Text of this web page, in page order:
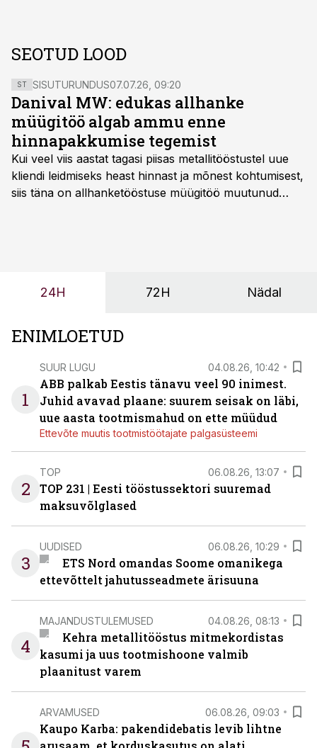
SEOTUD LOOD
ST SISUTURUNDUS07.07.26, 09:20
Danival MW: edukas allhanke
müügitöö algab ammu enne
hinnapakkumise tegemist
Kui veel viis aastat tagasi piisas metallitööstustel uue
kliendi leidmiseks heast hinnast ja mõnest kohtumisest,
siis täna on allhanketööstuse müügitöö muutunud
24H 72H Nädal
ENIMLOETUD
1
SUUR LUGU 04.08.26, 10:42
ABB palkab Eestis tänavu veel 90 inimest.
Juhid avavad plaane: suurem seisak on läbi,
uue aasta tootmismahud on ette müüdud
Ettevõte muutis tootmistöötajate palgasüsteemi
2
TOP 06.08.26, 13:07
TOP 231 | Eesti tööstussektori suuremad
maksuvõlglased
3
UUDISED 06.08.26, 10:29
ETS Nord omandas Soome omanikega
ettevõttelt jahutusseadmete ärisuuna
4
MAJANDUSTULEMUSED 04.08.26, 08:13
Kehra metallitööstus mitmekordistas
kasumi ja uus tootmishoone valmib
plaanitust varem
ARVAMUSED 06.08.26, 09:03
Kaupo Karba: pakendidebatis levib lihtne